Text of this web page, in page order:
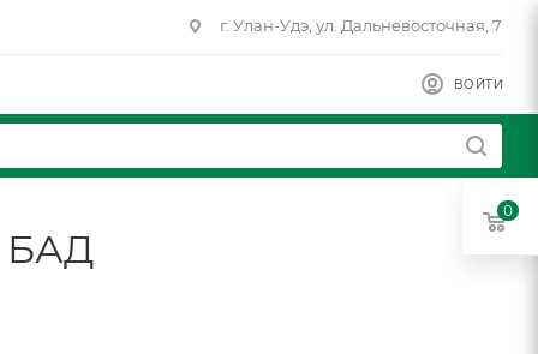
г. Улан-Удэ, ул. Дальневосточная, 7
ВОЙТИ
БАД
0